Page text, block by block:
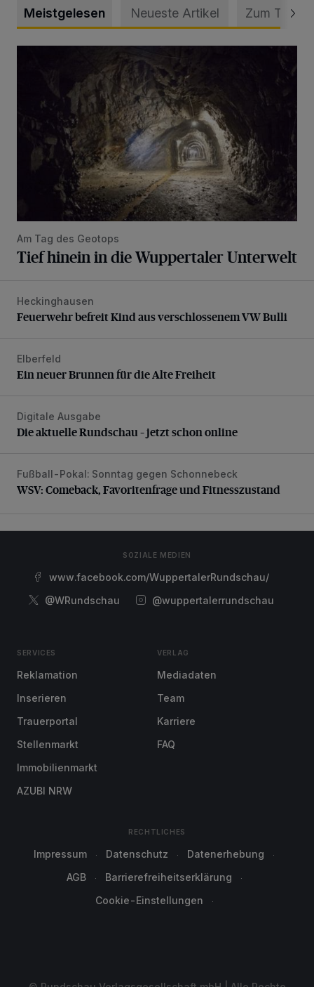
Meistgelesen Neueste Artikel Zum Thema
Am Tag des Geotops
Tief hinein in die Wuppertaler Unterwelt
Feuerwehr befreit Kind aus verschlossenem VW Bulli
Heckinghausen
Feuerwehr befreit Kind aus verschlossenem VW Bulli
Ein neuer Brunnen für die Alte Freiheit
Elberfeld
Ein neuer Brunnen für die Alte Freiheit
Die aktuelle Rundschau – jetzt schon online
Digitale Ausgabe
Die aktuelle Rundschau – jetzt schon online
WSV: Comeback, Favoritenfrage und Fitnesszustand
Fußball-Pokal: Sonntag gegen Schonnebeck
WSV: Comeback, Favoritenfrage und Fitnesszustand
SOZIALE MEDIEN
www.facebook.com/WuppertalerRundschau/
@WRundschau
@wuppertalerrundschau
SERVICES
Reklamation
Inserieren
Trauerportal
Stellenmarkt
Immobilienmarkt
AZUBI NRW
VERLAG
Mediadaten
Team
Karriere
FAQ
RECHTLICHES
Impressum Datenschutz
Datenerhebung
AGB
Barrierefreiheitserklärung
Cookie-Einstellungen